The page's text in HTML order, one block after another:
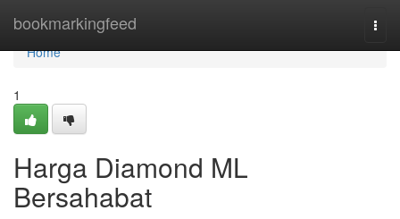
bookmarkingfeed
Home
Home
1
Harga Diamond ML
Bersahabat